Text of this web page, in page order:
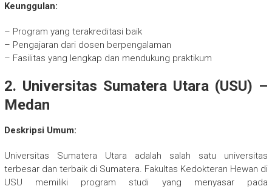
Keunggulan:
– Program yang terakreditasi baik
– Pengajaran dari dosen berpengalaman
– Fasilitas yang lengkap dan mendukung praktikum
2. Universitas Sumatera Utara (USU) –
Medan
Deskripsi Umum:
Universitas Sumatera Utara adalah salah satu universitas
terbesar dan terbaik di Sumatera. Fakultas Kedokteran Hewan di
USU memiliki program studi yang menyasar pada